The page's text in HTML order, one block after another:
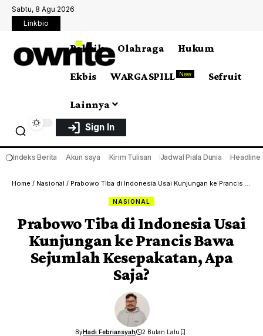
Sabtu, 8 Agu 2026
Linkbio
Politik Olahraga Hukum
Ekbis WARGA SPILL New Sefruit
Lainnya
Sign In
❍Indeks Berita Akun saya Kirim Tulisan Jadwal Piala Dunia Headline
Home / Nasional / Prabowo Tiba di Indonesia Usai Kunjungan ke Prancis Bawa Sejumlah Kesepakatan, Apa Saja?
NASIONAL
Prabowo Tiba di Indonesia Usai
Kunjungan ke Prancis Bawa
Sejumlah Kesepakatan, Apa
Saja?
ByHadi Febriansyah 2 Bulan Lalu